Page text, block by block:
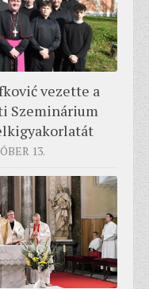
vezette a
Szeminárium
13.